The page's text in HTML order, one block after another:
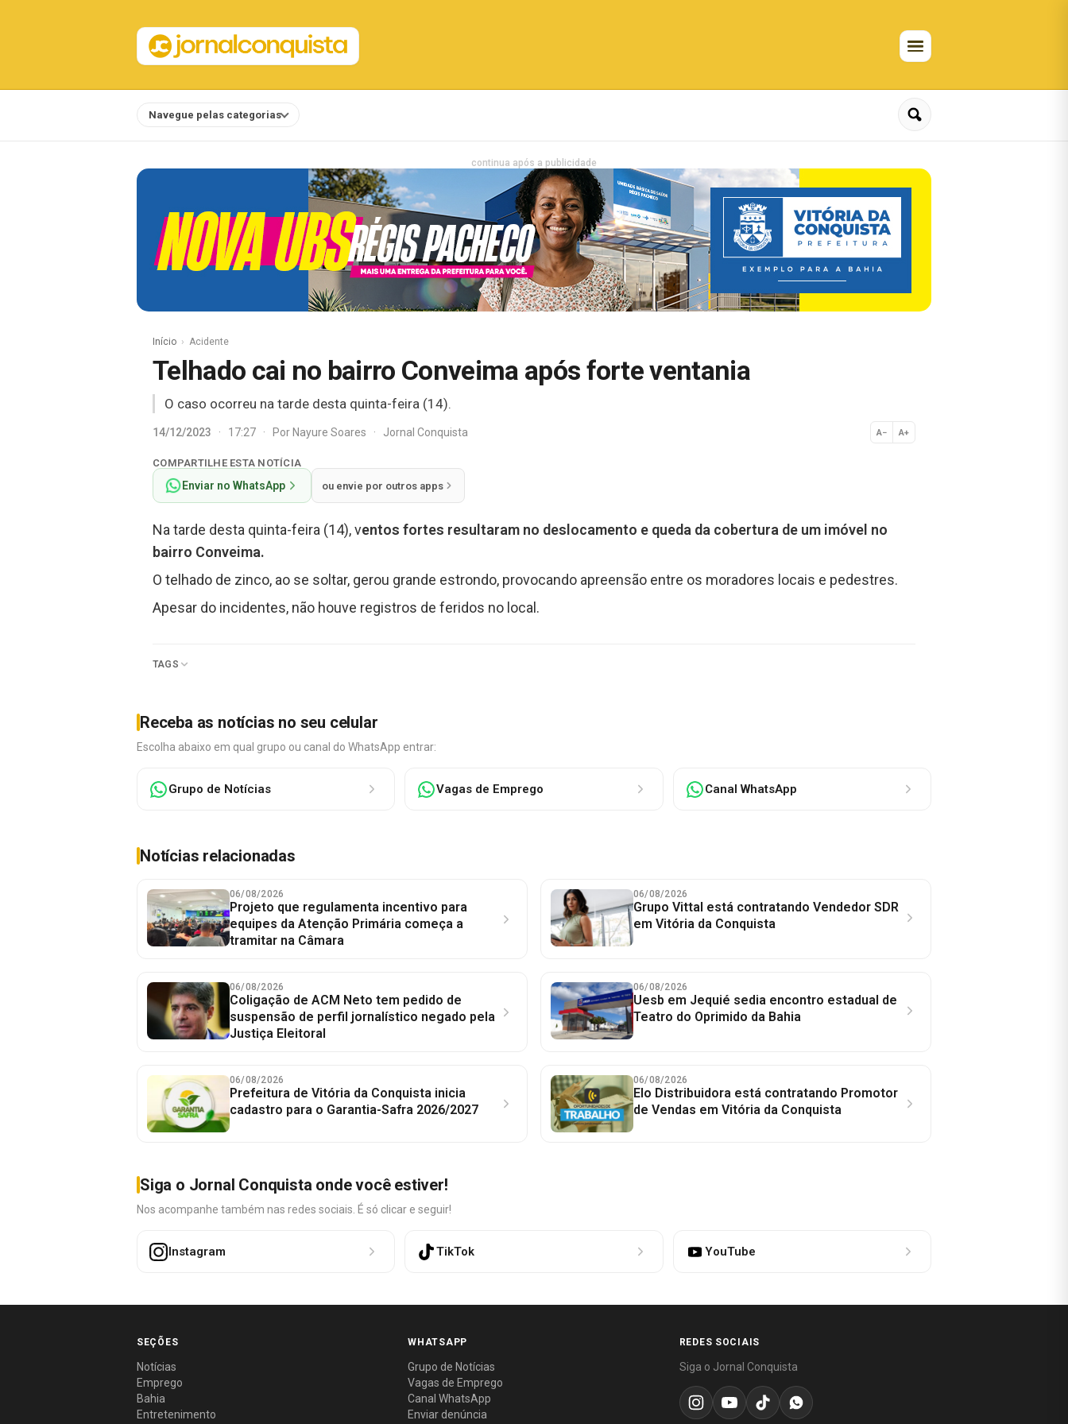
Navegue pelas categorias
continua após a publicidade
Início Acidente
Telhado cai no bairro Conveima após forte ventania
O caso ocorreu na tarde desta quinta-feira (14).
14/12/2023 · 17:27 · PorNayure Soares · Jornal Conquista A− A+
Normal
COMPARTILHE ESTA NOTÍCIA
Enviar no WhatsApp ou envie por outros apps
Na tarde desta quinta-feira (14), ventos fortes resultaram no deslocamento e queda da cobertura de um imóvel no
bairro Conveima.
O telhado de zinco, ao se soltar, gerou grande estrondo, provocando apreensão entre os moradores locais e pedestres.
Apesar do incidentes, não houve registros de feridos no local.
TAGS
Receba as notícias no seu celular
Escolha abaixo em qual grupo ou canal do WhatsApp entrar:
Grupo de Notícias Vagas de Emprego Canal WhatsApp
Notícias relacionadas
06/08/2026
Projeto que regulamenta incentivo para
equipes da Atenção Primária começa a
tramitar na Câmara
06/08/2026
Grupo Vittal está contratando Vendedor SDR
em Vitória da Conquista
06/08/2026
Coligação de ACM Neto tem pedido de
suspensão de perfil jornalístico negado pela
Justiça Eleitoral
06/08/2026
Uesb em Jequié sedia encontro estadual de
Teatro do Oprimido da Bahia
06/08/2026
Prefeitura de Vitória da Conquista inicia
cadastro para o Garantia-Safra 2026/2027
06/08/2026
Elo Distribuidora está contratando Promotor
de Vendas em Vitória da Conquista
Siga o Jornal Conquista onde você estiver!
Nos acompanhe também nas redes sociais. É só clicar e seguir!
Instagram TikTok YouTube
SEÇÕES
Notícias
Emprego
Bahia
Entretenimento
WHATSAPP
Grupo de Notícias
Vagas de Emprego
Canal WhatsApp
Enviar denúncia
REDES SOCIAIS
Siga o Jornal Conquista